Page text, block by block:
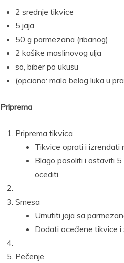
2 srednje tikvice
5 jaja
50 g parmezana (ribanog)
2 kašike maslinovog ulja
so, biber po ukusu
(opciono: malo belog luka u
Priprema
Priprema tikvica
Tikvice oprati i izrendati
Blago posoliti i ostaviti
ocediti.
Smesa
Umutiti jaja sa
Dodati oceđene tikvice i
Pečenje